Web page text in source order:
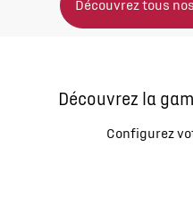
Découvrez tous
Découvrez la
Configurez